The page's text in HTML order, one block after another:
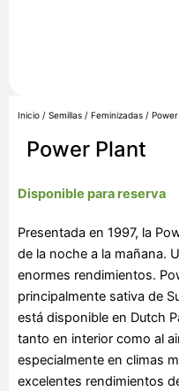
Inicio / Semillas / Feminizadas /
Power Plant
Disponible para reserva
Presentada en 1997, la
de la noche a la mañana.
enormes rendimientos.
principalmente sativa de
está disponible en Dutch
tanto en interior como al
especialmente en climas
excelentes rendimientos